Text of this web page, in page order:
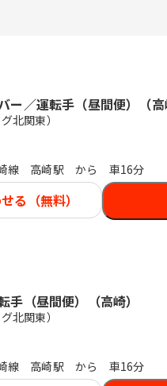
ー／運転手（昼間便）（高
北関東）
崎線 高崎駅 から 車16分
る（無料）
手（昼間便）（高崎）
北関東）
崎線 高崎駅 から 車16分